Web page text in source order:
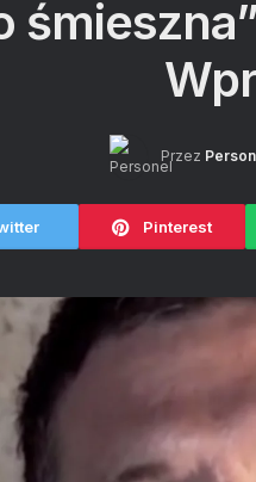
Przez
Pinterest